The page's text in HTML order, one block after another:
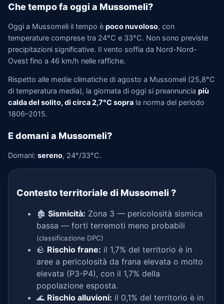
Che tempo fa oggi a Mussomeli?
Oggi a Mussomeli il tempo è poco nuvoloso, con
temperature comprese tra 24°C e 33°C. Non sono previste
precipitazioni significative. Il vento soffia da Nord-Nord-
Ovest fino a 46 km/h nelle raffiche.
Rispetto alle medie climatiche di agosto a Mussomeli (25,8°C
di temperatura media), la giornata di oggi si preannuncia più
calda del solito, di circa 2,7°C sopra la norma del periodo
1806–2015.
E domani a Mussomeli?
Domani: sereno, 24°/33°C.
Contesto territoriale di Mussomeli ?
🏚️ Sismicità: Zona 3 — pericolosità sismica
bassa — forti terremoti meno probabili
(classificazione DPC)
🪨 Rischio frane: il 1,7% del territorio è in
aree a pericolosità da frana elevata o molto
elevata (P3-P4), con il 1,7% della
popolazione esposta.
🌊 Rischio alluvioni: il 0,1% del territorio è in